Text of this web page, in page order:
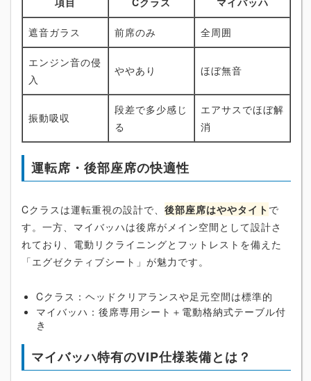
遮音ガラス 前席のみ 全周囲
エンジン音の侵
入
ややあり ほぼ無音
振動吸収
段差で多少感じ
る
エアサスでほぼ解
消
運転席・後部座席の快適性
Cクラスは運転重視の設計で、 後部座席はややタイト で
す。一方、マイバッハは後席がメイン空間として設計さ
れており、電動リクライニングとフットレストを備えた
「エグゼクティブシート」が魅力です。
Cクラス：ヘッドクリアランスや足元空間は標準的
マイバッハ：後席専用シート＋電動格納式テーブル付
き
マイバッハ特有のVIP仕様装備とは？